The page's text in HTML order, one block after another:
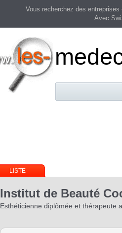
Vous recherchez des
Avec
LISTE
Institut de Beauté
Esthéticienne diplômée et thérapeute